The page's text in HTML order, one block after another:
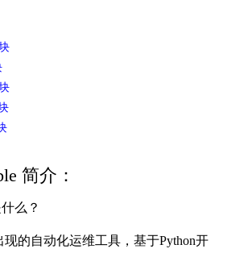
简介：
么？
现的自动化运维工具，基于Python开